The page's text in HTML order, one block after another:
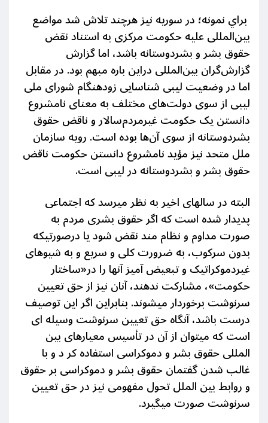
براي نمونه؛ در سوریه نیز هرچند تلاش شد مواضع
بین‌المللی علیه حکومت مرکزی به استناد نقض
حقوق بشر و بشردوستانه باشد، اما گزارش
گزارش‌گران بین‌المللی دراین باره مبهم بود. در مقابل
اما در وضعیت لیبی شناسایی زودهنگام شورای ملی
لیبی از سوی دولت‌های مختلف به معنای نامشروع
دانستن یک حکومت غیرمردم‌سالار و ناقض حقوق
بشردوستانه از سوی آن‌ها بوده است. رویه سازمان
ملل متحد نیز مؤید نامشروع دانستن حکومت ناقض
حقوق بشر و بشردوستانه در لیبی است.
البته در سالهای اخیر به نظر میرسد که اجتماعی
پدیدار شده است که اگر حقوق بشری مردم به
صورت مداوم و نظام مند نقض شود یا درصورتیکه
بدون سرکوب، به ضرورت کلی و سریع و به شیوهای
غیردموکراتیک و تبعیض آمیز آنها را در«ساختار
حکومت»، مشارکت ندهند، آناننیز از حق تعیین
سرنوشت برخوردار میشوند. بنابراین اگر این توصیف
درست باشد، آنگاه حق تعیین سرنوشت وسیله ای
است که میتوان از آن در تأسیس معیارهای بین
المللی حقوق بشر و دموکراسی استفاده کر د و با
غالب شدن گفتمان حقوق بشر و دموکراسی بر حقوق
و روابط بین الملل تحول مفهومی نیز در حق تعیین
سرنوشت صورت میگیرد.